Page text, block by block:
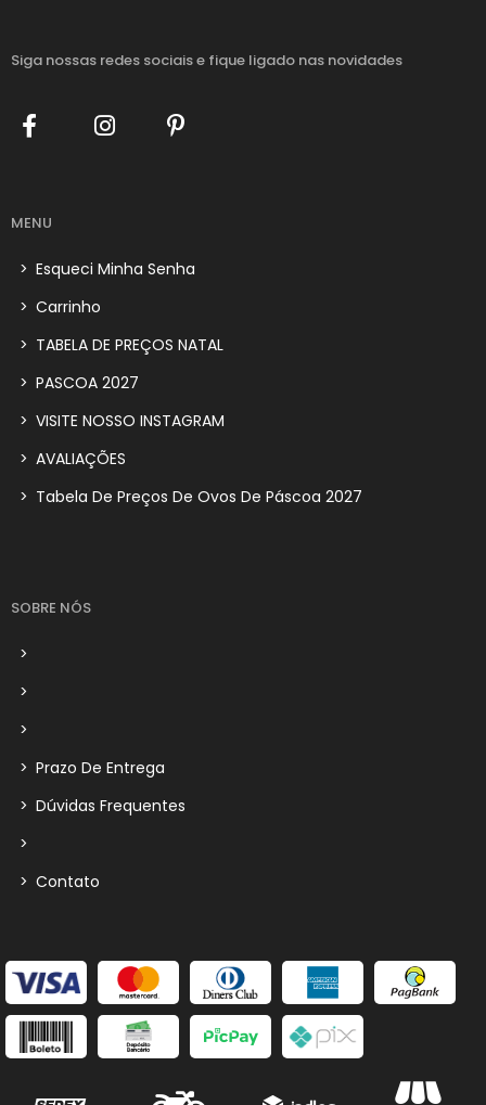
Siga nossas redes sociaise fique ligado nas novidades
MENU
> Esqueci Minha Senha
> Carrinho
> TABELA DE PREÇOS NATAL
> PASCOA 2027
> VISITE NOSSO INSTAGRAM
> AVALIAÇÕES
> Tabela De Preços De Ovos De Páscoa 2027
SOBRE NÓS
>
>
>
> Prazo De Entrega
> Dúvidas Frequentes
>
> Contato